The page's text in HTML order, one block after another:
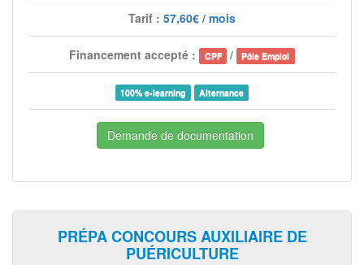
Tarif : 57,60€ / mois
Financement accepté : CPF / Pôle Emploi
100% e-learning Alternance
Demande de documentation
PRÉPA CONCOURS AUXILIAIRE DE
PUÉRICULTURE